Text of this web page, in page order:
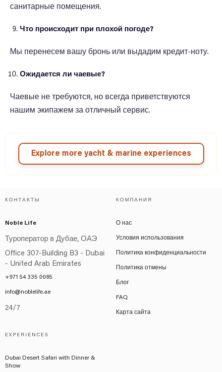
санитарные помещения.
Что происходит при плохой погоде?
Мы перенесем вашу бронь или выдадим кредит-ноту.
Ожидается ли чаевые?
Чаевые не требуются, но всегда приветствуются
нашим экипажем за отличный сервис.
Explore more yacht & marine experiences
КОНТАКТЫ
Noble Life
Туроператор в Дубае, ОАЭ
Office 307-Building B3 - Dubai
- United Arab Emirates
+971 54 335 0085
info@noblelife.ae
24/7
КОМПАНИЯ
О нас
Условия использования
Политика конфиденциальности
Политика отмены
Блог
FAQ
Карта сайта
EXPERIENCES
Dubai Desert Safari with Dinner &
Show